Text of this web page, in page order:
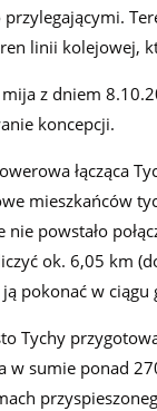
linii kolejowej,
z dniem
koncepcji.
łącząca
mieszkańców
nie powstało
ok. 6,05 km
pokonać w ciągu
Tychy
w sumie ponad